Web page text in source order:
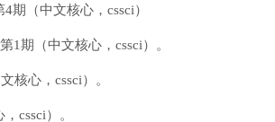
期（中文核心，cssci）
1期（中文核心，cssci）。
核心，cssci）。
cssci）。